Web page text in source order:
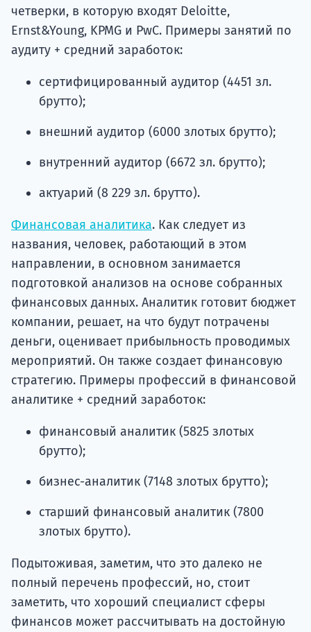
четверки, в которую входят Deloitte,
Ernst&Young, KPMG и PwC. Примеры занятий по
аудиту + средний заработок:
сертифицированный аудитор (4451 зл.
брутто);
внешний аудитор (6000 злотых брутто);
внутренний аудитор (6672 зл. брутто);
актуарий (8 229 зл. брутто).
Финансовая аналитика. Как следует из
названия, человек, работающий в этом
направлении, в основном занимается
подготовкой анализов на основе собранных
финансовых данных. Аналитик готовит бюджет
компании, решает, на что будут потрачены
деньги, оценивает прибыльность проводимых
мероприятий. Он также создает финансовую
стратегию. Примеры профессий в финансовой
аналитике + средний заработок:
финансовый аналитик (5825 злотых
брутто);
бизнес-аналитик (7148 злотых брутто);
старший финансовый аналитик (7800
злотых брутто).
Подытоживая, заметим, что это далеко не
полный перечень профессий, но, стоит
заметить, что хороший специалист сферы
финансов может рассчитывать на достойную